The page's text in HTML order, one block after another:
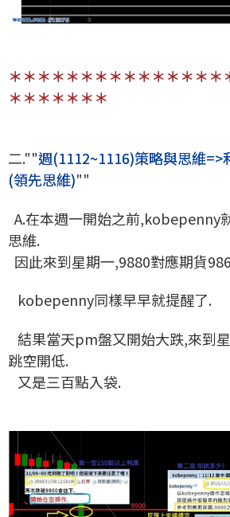
＊＊＊＊＊＊＊＊＊＊＊＊＊＊＊
＊＊＊＊＊＊＊
二.""週(1112~1116)策略與思維=>
(領先思維)""
A.在本週一開始之前,kobepenny
思維.
因此來到星期一,9880對應期貨
kobepenny同樣早早就提醒了.
結果當天pm盤又開始大跌,來到
跳空開低.
又是三百點入袋.